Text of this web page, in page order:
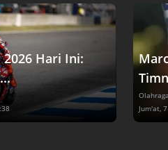
2026 Hari Ini:
Olahraga
Jum'at,